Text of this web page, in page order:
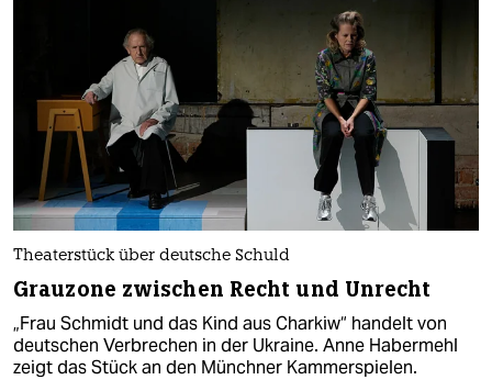
Theaterstück über deutsche Schuld
Grauzone zwischen Recht und Unrecht
„Frau Schmidt und das Kind aus Charkiw“ handelt von
deutschen Verbrechen in der Ukraine. Anne Habermehl
zeigt das Stück an den Münchner Kammerspielen.